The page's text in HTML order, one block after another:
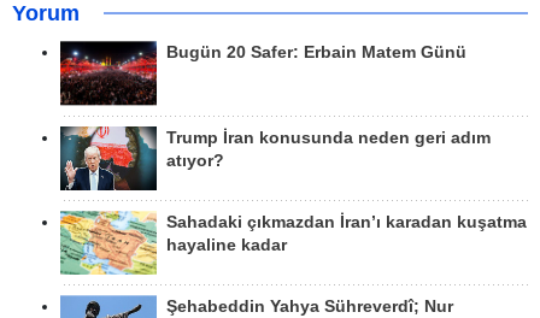
Yorum
Bugün 20 Safer: Erbain Matem Günü
Trump İran konusunda neden geri adım
atıyor?
Sahadaki çıkmazdan İran’ı karadan kuşatma
hayaline kadar
Şehabeddin Yahya Sühreverdî; Nur